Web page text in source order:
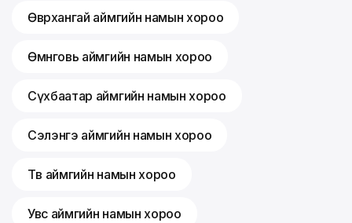
Өвөрхангай аймгийн намын хороо
Өмнөговь аймгийн намын хороо
Сүхбаатар аймгийн намын хороо
Сэлэнгэ аймгийн намын хороо
Төв аймгийн намын хороо
Увс аймгийн намын хороо